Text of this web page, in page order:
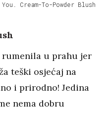
Cream-To-Powder Blush
rumenila u prahu jer
teški osjećaj na
i prirodno! Jedina
nema dobru